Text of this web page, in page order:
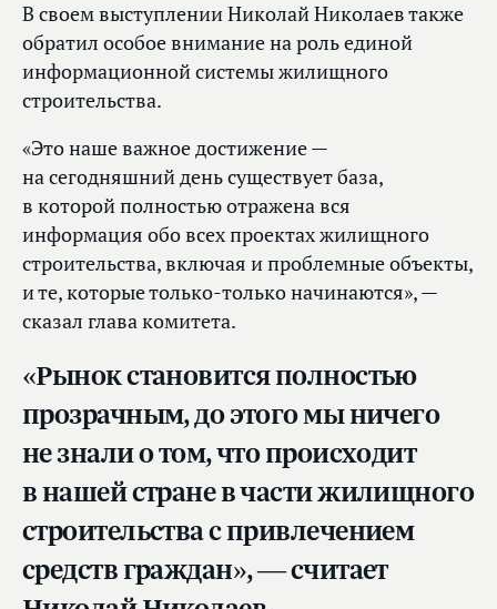
В своем выступлении Николай Николаев также
обратил особое внимание на роль единой
информационной системы жилищного
строительства.
«Это наше важное достижение —
на сегодняшний день существует база,
в которой полностью отражена вся
информация обо всех проектах жилищного
строительства, включая и проблемные объекты,
и те, которые только-только начинаются», —
сказал глава комитета.
«Рынок становится полностью
прозрачным, до этого мы ничего
не знали о том, что происходит
в нашей стране в части жилищного
строительства с привлечением
средств граждан», — считает